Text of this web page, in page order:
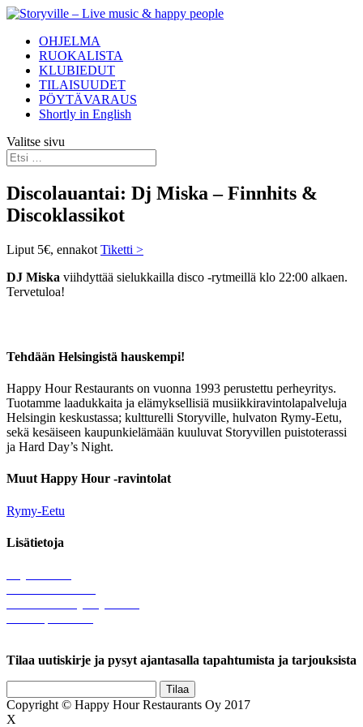
OHJELMA
RUOKALISTA
KLUBIEDUT
TILAISUUDET
PÖYTÄVARAUS
Shortly in English
Valitse sivu
Discolauantai: Dj Miska – Finnhits &
Discoklassikot
Liput 5€, ennakot Tiketti >
DJ Miska viihdyttää sielukkailla disco -rytmeillä klo 22:00 alkaen.
Tervetuloa!
Tehdään Helsingistä hauskempi!
Happy Hour Restaurants on vuonna 1993 perustettu perheyritys.
Tuotamme laadukkaita ja elämyksellisiä musiikkiravintolapalveluja
Helsingin keskustassa; kultturelli Storyville, hulvaton Rymy-Eetu,
sekä kesäiseen kaupunkielämään kuuluvat Storyvillen puistoterassi
ja Hard Day’s Night.
Muut Happy Hour -ravintolat
Rymy-Eetu
Lisätietoja
Tilaa uutiskirje ja pysyt ajantasalla tapahtumista ja tarjouksista
Copyright © Happy Hour Restaurants Oy 2017
X